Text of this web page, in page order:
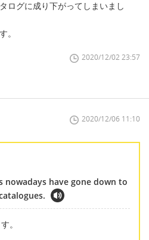
ログに成り下がってしまいまし
。
2020/12/02 23:57
2020/12/06 11:10
nowadays have gone down to
。